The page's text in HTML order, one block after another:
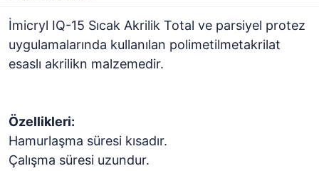
İmicryl IQ-15 Sıcak Akrilik Total ve parsiyel protez
uygulamalarında kullanılan polimetilmetakrilat
esaslı akrilikn malzemedir.
Özellikleri:
Hamurlaşma süresi kısadır.
Çalışma süresi uzundur.